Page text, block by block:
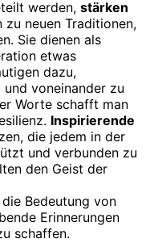
werden, stärken
zu neuen Traditionen,
Sie dienen als
etwas
dazu,
und voneinander zu
Worte schafft man
Inspirierende
die jedem in der
und verbunden zu
den Geist der
Bedeutung von
Erinnerungen
schaffen.